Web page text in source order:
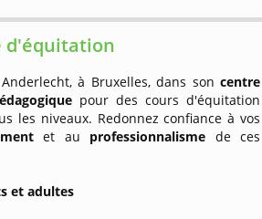
d'équitation
à Bruxelles, dans soncentre
pour des cours d'équitation
les niveaux. Redonnez confiance à vos
et au professionnalisme de ces
et adultes